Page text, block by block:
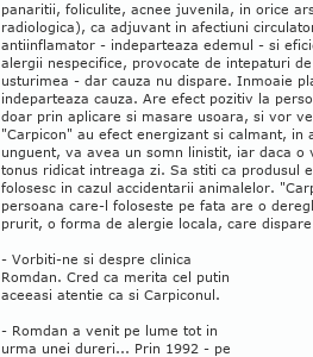
panaritii, foliculite, acnee juvenila, in orice
radiologica), ca adjuvant in afectiuni
antiinflamator - indeparteaza edemul - si
alergii nespecifice, provocate de intepaturi
usturimea - dar cauza nu dispare. Inmoaie
indeparteaza cauza. Are efect pozitiv la
doar prin aplicare si masare usoara, si vor
"Carpicon" au efect energizant si calmant, in
unguent, va avea un somn linistit, iar daca
tonus ridicat intreaga zi. Sa stiti ca produsul
folosesc in cazul accidentarii animalelor.
persoana care-l foloseste pe fata are o
prurit, o forma de alergie locala, care
- Vorbiti-ne si despre clinica
Romdan. Cred ca merita cel putin
aceeasi atentie ca si Carpiconul.
- Romdan a venit pe lume tot in
urma unei dureri... Prin 1992 - pe